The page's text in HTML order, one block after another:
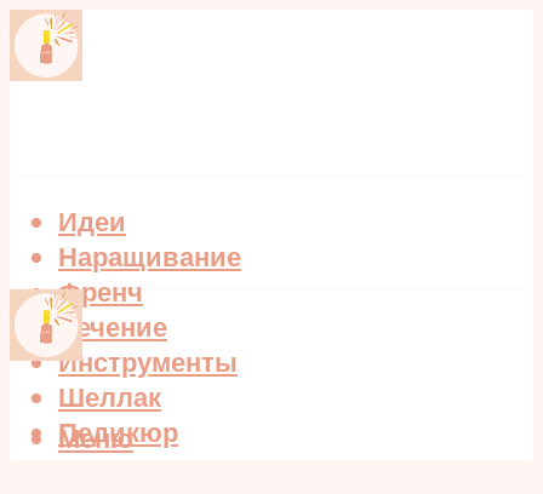
Идеи
Наращивание
Френч
Лечение
Инструменты
Шеллак
Педикюр
Меню